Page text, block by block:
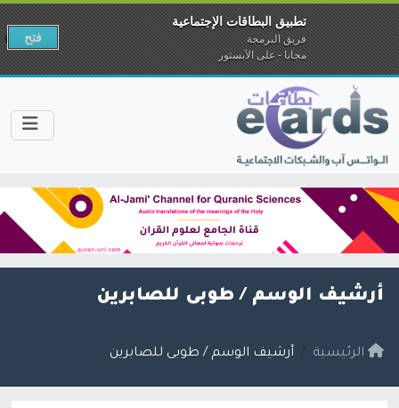
أرشيف الوسم / طوبى للصابرين
الرئيسية أرشيف الوسم / طوبى للصابرين
تطبيق البطاقات الإجتماعية
فريق البرمجة
مجانا - على الآبستور
فتح